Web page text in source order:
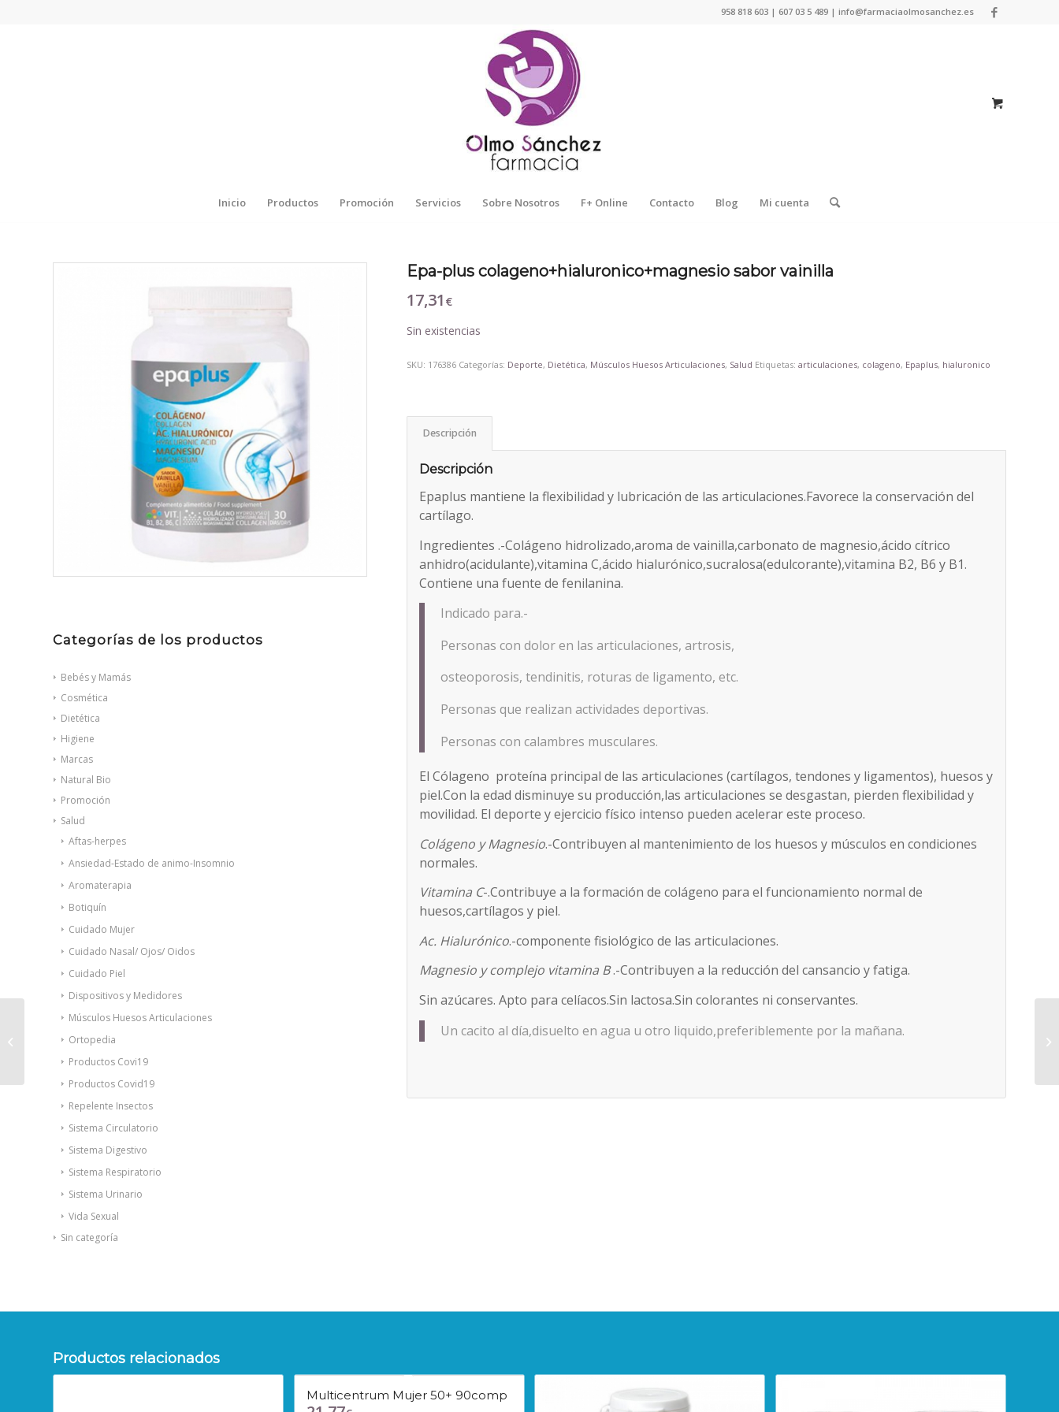
958 818 603 | 607 03 5 489 | info@farmaciaolmosanchez.es
Inicio Productos Promoción Servicios Sobre Nosotros F+ Online Contacto Blog Mi cuenta
Categorías de los productos
Bebés y Mamás
Cosmética
Dietética
Higiene
Marcas
Natural Bio
Promoción
Salud
Aftas-herpes
Ansiedad-Estado de animo-Insomnio
Aromaterapia
Botiquín
Cuidado Mujer
Cuidado Nasal/ Ojos/ Oidos
Cuidado Piel
Dispositivos y Medidores
Músculos Huesos Articulaciones
Ortopedia
Productos Covi19
Productos Covid19
Repelente Insectos
Sistema Circulatorio
Sistema Digestivo
Sistema Respiratorio
Sistema Urinario
Vida Sexual
Sin categoría
Epa-plus colageno+hialuronico+magnesio sabor vainilla
17,31 €
Sin existencias
SKU: 176386 Categorías: Deporte, Dietética, Músculos Huesos Articulaciones, Salud Etiquetas:articulaciones, colageno, Epaplus, hialuronico
Descripción
Descripción
Epaplus mantiene la flexibilidad y lubricación de las articulaciones.Favorece la conservación del
cartílago.
Ingredientes .-Colágeno hidrolizado,aroma de vainilla,carbonato de magnesio,ácido cítrico
anhidro(acidulante),vitamina C,ácido hialurónico,sucralosa(edulcorante),vitamina B2, B6 y B1.
Contiene una fuente de fenilanina.
Indicado para.-
Personas con dolor en las articulaciones, artrosis,
osteoporosis, tendinitis, roturas de ligamento, etc.
Personas que realizan actividades deportivas.
Personas con calambres musculares.
El Cólageno proteína principal de las articulaciones (cartílagos, tendones y ligamentos), huesos y
piel.Con la edad disminuye su producción,las articulaciones se desgastan, pierden flexibilidad y
movilidad. El deporte y ejercicio físico intenso pueden acelerar este proceso.
Colágeno y Magnesio.-Contribuyen al mantenimiento de los huesos y músculos en condiciones
normales.
Vitamina C-.Contribuye a la formación de colágeno para el funcionamiento normal de
huesos,cartílagos y piel.
Ac. Hialurónico.-componente fisiológico de las articulaciones.
Magnesio y complejo vitamina B.-Contribuyen a la reducción del cansancio y fatiga.
Sin azúcares. Apto para celíacos.Sin lactosa.Sin colorantes ni conservantes.
Un cacito al día,disuelto en agua u otro liquido,preferiblemente por la mañana.
Productos relacionados
Multicentrum Mujer 50+ 90comp
Epa-plus
colageno+hialuronico